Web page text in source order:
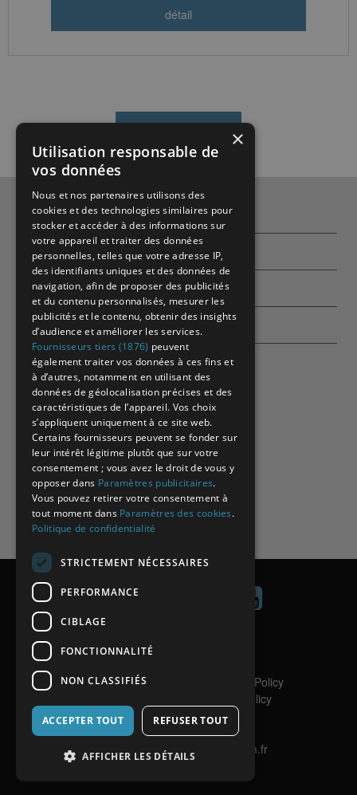
Qui sommes-nous ?
Partenaires
Contactez-nous
Echographes
Politique de confidentialité
Privacy Policy
Cookies Policy
Copyright
Mentions légales
Site internet réalisé par Netincom.fr
×
Utilisation responsable de
vos données
Nous et nos partenaires utilisons des
cookies et des technologies similaires pour
stocker et accéder à des informations sur
votre appareil et traiter des données
personnelles, telles que votre adresse IP,
des identifiants uniques et des données de
navigation, afin de proposer des publicités
et du contenu personnalisés, mesurer les
publicités et le contenu, obtenir des insights
d’audience et améliorer les services.
Fournisseurs tiers (1876) peuvent
également traiter vos données à ces fins et
à d’autres, notamment en utilisant des
données de géolocalisation précises et des
caractéristiques de l’appareil. Vos choix
s’appliquent uniquement à ce site web.
Certains fournisseurs peuvent se fonder sur
leur intérêt légitime plutôt que sur votre
consentement ; vous avez le droit de vous y
opposer dans Paramètres publicitaires.
Vous pouvez retirer votre consentement à
tout moment dans Paramètres des cookies.
Politique de confidentialité
STRICTEMENT NÉCESSAIRES
PERFORMANCE
CIBLAGE
FONCTIONNALITÉ
NON CLASSIFIÉS
ACCEPTER TOUT REFUSER TOUT
AFFICHER LES DÉTAILS